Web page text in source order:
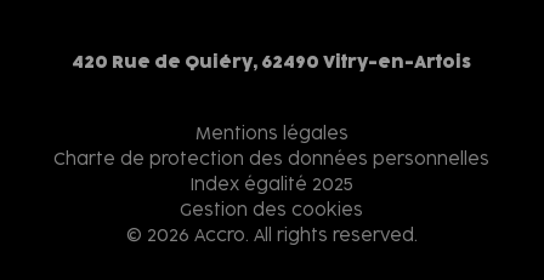
goût
420 Rue de Quiéry, 62490 Vitry-en-Artois
Mentions légales
Charte de protection des données personnelles
Index égalité 2025
Gestion des cookies
© 2026 Accro. All rights reserved.